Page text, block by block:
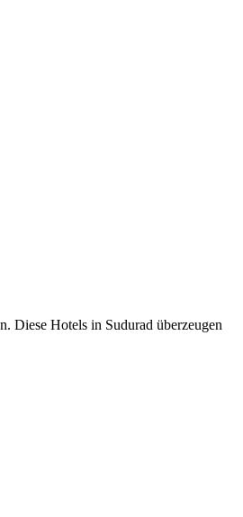
Diese Hotels in Sudurad überzeugen